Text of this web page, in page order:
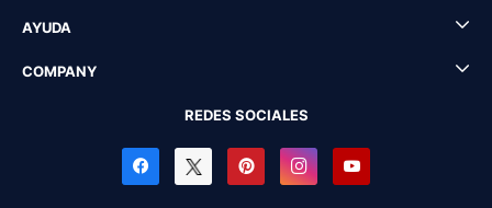
AYUDA
COMPANY
REDES SOCIALES